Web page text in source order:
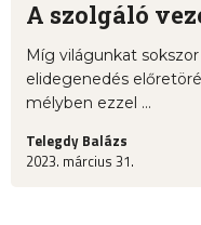
A szolgáló
Míg világunkat
elidegenedés
mélyben ezzel ...
Telegdy Balázs
2023. március 31.